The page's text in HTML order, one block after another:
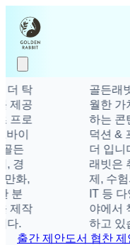
탁
공
로
이
든
경
화,
분
작
.
골든래
월한 가
하는 콘
덕션 &
더 입니
래빗은
제, 수험
IT 등 다
야에서
하고 있
출간 제안도서 협찬 제